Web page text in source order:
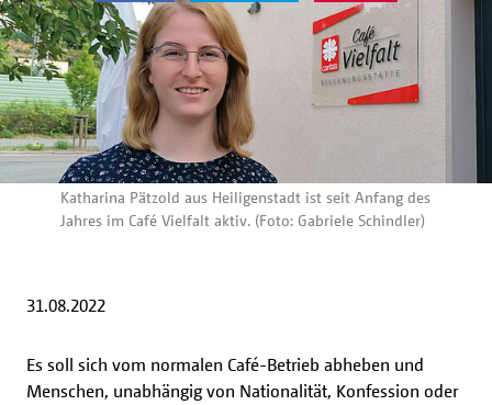
Katharina Pätzold aus Heiligenstadt ist seit Anfang des
Jahres im Café Vielfalt aktiv. (Foto: Gabriele Schindler)
31.08.2022
Es soll sich vom normalen Café-Betrieb abheben und
Menschen, unabhängig von Nationalität, Konfession oder